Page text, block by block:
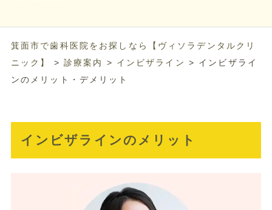
箕面市で歯科医院をお探しなら【ヴィソラデンタルクリ
ニック】
> 診療案内 > インビザライン > インビザライ
ンのメリット・デメリット
インビザラインのメリット